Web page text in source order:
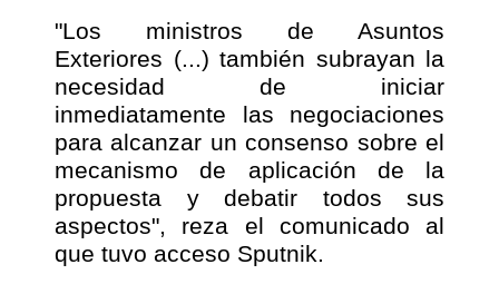
"Los ministros de Asuntos
Exteriores (...) también subrayan la
necesidad de iniciar
inmediatamente las negociaciones
para alcanzar un consenso sobre el
mecanismo de aplicación de la
propuesta y debatir todos sus
aspectos", reza el comunicado al
que tuvo acceso Sputnik.